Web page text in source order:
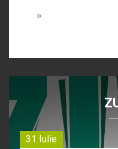
»
31 Iulie